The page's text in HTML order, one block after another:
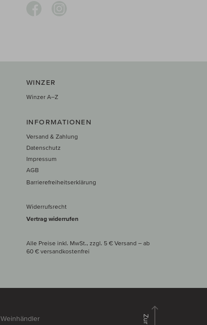
WINZER
Winzer A–Z
INFORMATIONEN
Versand & Zahlung
Datenschutz
Impressum
AGB
Barrierefreiheitserklärung
Widerrufsrecht
Vertrag widerrufen
Alle Preise inkl. MwSt., zzgl. 5 € Versand – ab
60 € versand­kosten­frei
Weinhändler